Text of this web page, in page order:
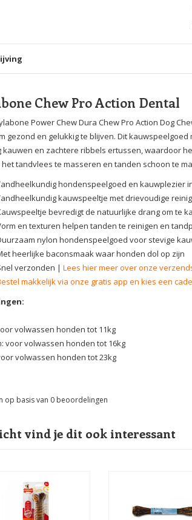
Chew Pro Action Dental
Power Chew Dura Chew Pro Action Dog
gezond en gelukkig te blijven. Dit
kauwen en zachtere ribbels ertussen, waardoor
tandvlees te masseren en tanden schoon te
hondenspeelgoed en kauwplezier
kauwspeeltje met drievoudige
bevredigt de natuurlijke drang om te
en texturen helpen tanden te reinigen en
nylon hondenspeelgoed voor stevige
heerlijke baconsmaak waar honden dol op zijn
verzonden | Lees hier meer over onze
makkelijk via onze gratis app en kies een
volwassen honden tot 11kg
voor volwassen honden tot 16kg
volwassen honden tot 23kg
op basis van 0 beoordelingen
vind je dit ook interessant